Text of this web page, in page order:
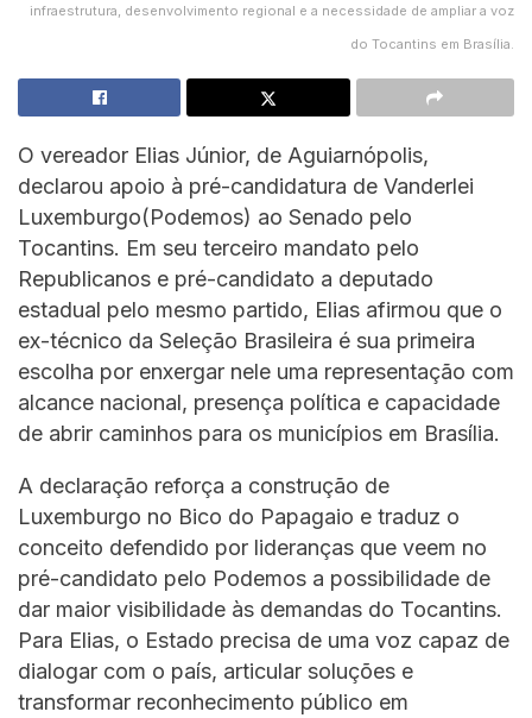
infraestrutura, desenvolvimento regional e a necessidade de ampliar a voz
do Tocantins em Brasília.
O vereador Elias Júnior, de Aguiarnópolis,
declarou apoio à pré-candidatura de Vanderlei
Luxemburgo(Podemos) ao Senado pelo
Tocantins. Em seu terceiro mandato pelo
Republicanos e pré-candidato a deputado
estadual pelo mesmo partido, Elias afirmou que o
ex-técnico da Seleção Brasileira é sua primeira
escolha por enxergar nele uma representação com
alcance nacional, presença política e capacidade
de abrir caminhos para os municípios em Brasília.
A declaração reforça a construção de
Luxemburgo no Bico do Papagaio e traduz o
conceito defendido por lideranças que veem no
pré-candidato pelo Podemos a possibilidade de
dar maior visibilidade às demandas do Tocantins.
Para Elias, o Estado precisa de uma voz capaz de
dialogar com o país, articular soluções e
transformar reconhecimento público em